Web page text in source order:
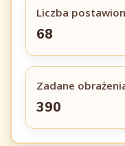
Liczba
68
Zadane
390